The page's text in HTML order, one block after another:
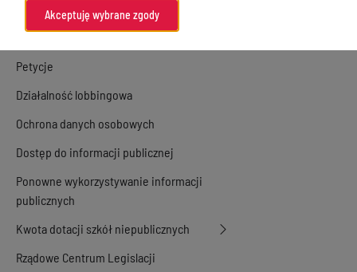
Mienie Powiatu Ostródzkiego
Konsultacje społeczne
Petycje
Działalność lobbingowa
Ochrona danych osobowych
Dostęp do informacji publicznej
Ponowne wykorzystywanie informacji
publicznych
Kwota dotacji szkół niepublicznych
Rządowe Centrum Legislacji
Akceptuję wybrane zgody